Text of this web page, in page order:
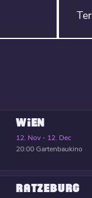
WIEN
12. Nov - 12. Dec
20:00Gartenbaukino
RATZEBURG